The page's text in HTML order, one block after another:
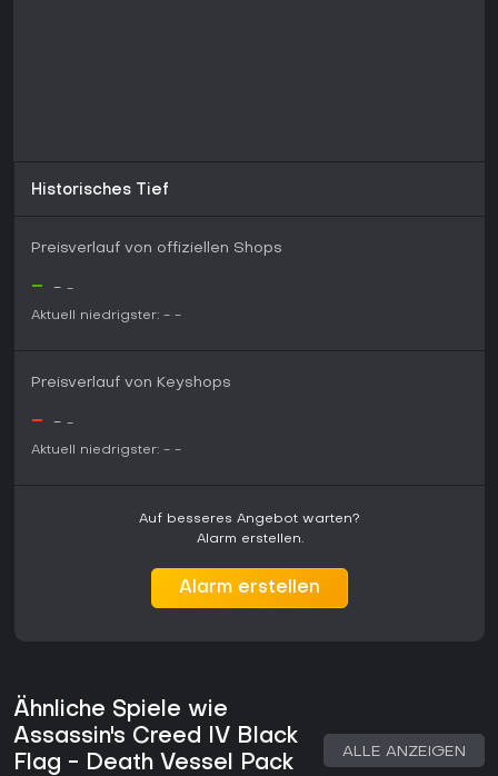
Historisches Tief
Preisverlauf von offiziellen Shops
- - -
Aktuell niedrigster: - -
Preisverlauf von Keyshops
- - -
Aktuell niedrigster: - -
Auf besseres Angebot warten?
Alarm erstellen.
Alarm erstellen
Ähnliche Spiele wie
Assassin's Creed IV Black
Flag - Death Vessel Pack
ALLE ANZEIGEN